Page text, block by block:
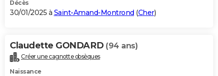
Décès
30/01/2025 à Saint-Amand-Montrond (Cher)
Claudette GONDARD (94 ans)
Créer une cagnotte obsèques
Naissance